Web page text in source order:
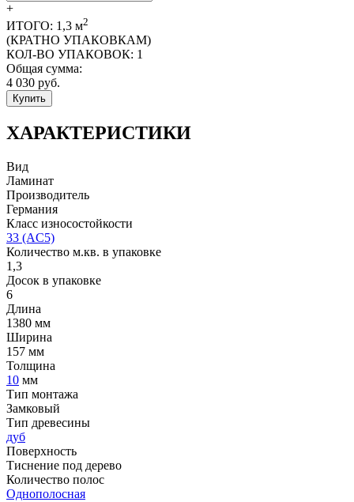
+
ИТОГО: 1,3 м2
(КРАТНО УПАКОВКАМ)
КОЛ-ВО УПАКОВОК: 1
Общая сумма:
4 030 руб.
Купить
ХАРАКТЕРИСТИКИ
Вид
Ламинат
Производитель
Германия
Класс износостойкости
33 (AC5)
Количество м.кв. в упаковке
1,3
Досок в упаковке
6
Длина
1380 мм
Ширина
157 мм
Толщина
10 мм
Тип монтажа
Замковый
Тип древесины
дуб
Поверхность
Тиснение под дерево
Количество полос
Однополосная